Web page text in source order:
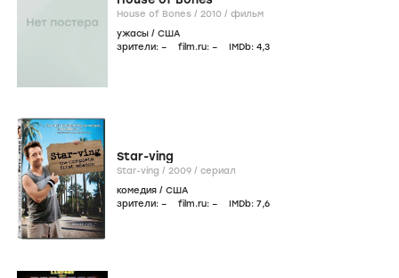
House of Bones / 2010 / фильм
ужасы / США
зрители: – film.ru: – IMDb: 4,3
Star-ving
Star-ving / 2009 / сериал
комедия / США
зрители: – film.ru: – IMDb: 7,6